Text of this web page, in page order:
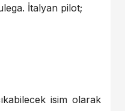
İtalyan pilot;
isim olarak